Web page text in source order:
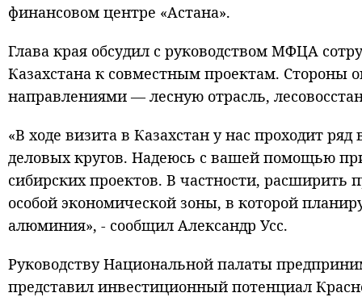
финансовом центре «Астана».
Глава края обсудил с руководством МФЦА
Казахстана к совместным проектам. Стороны
направлениями — лесную отрасль,
«В ходе визита в Казахстан у нас проходит
деловых кругов. Надеюсь с вашей помощью
сибирских проектов. В частности, расширить
особой экономической зоны, в которой
алюминия», - сообщил Александр Усс.
Руководству Национальной палаты
представил инвестиционный потенциал